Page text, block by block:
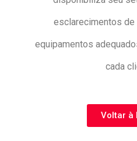
esclarecimentos
equipamentos
cada
Voltar à